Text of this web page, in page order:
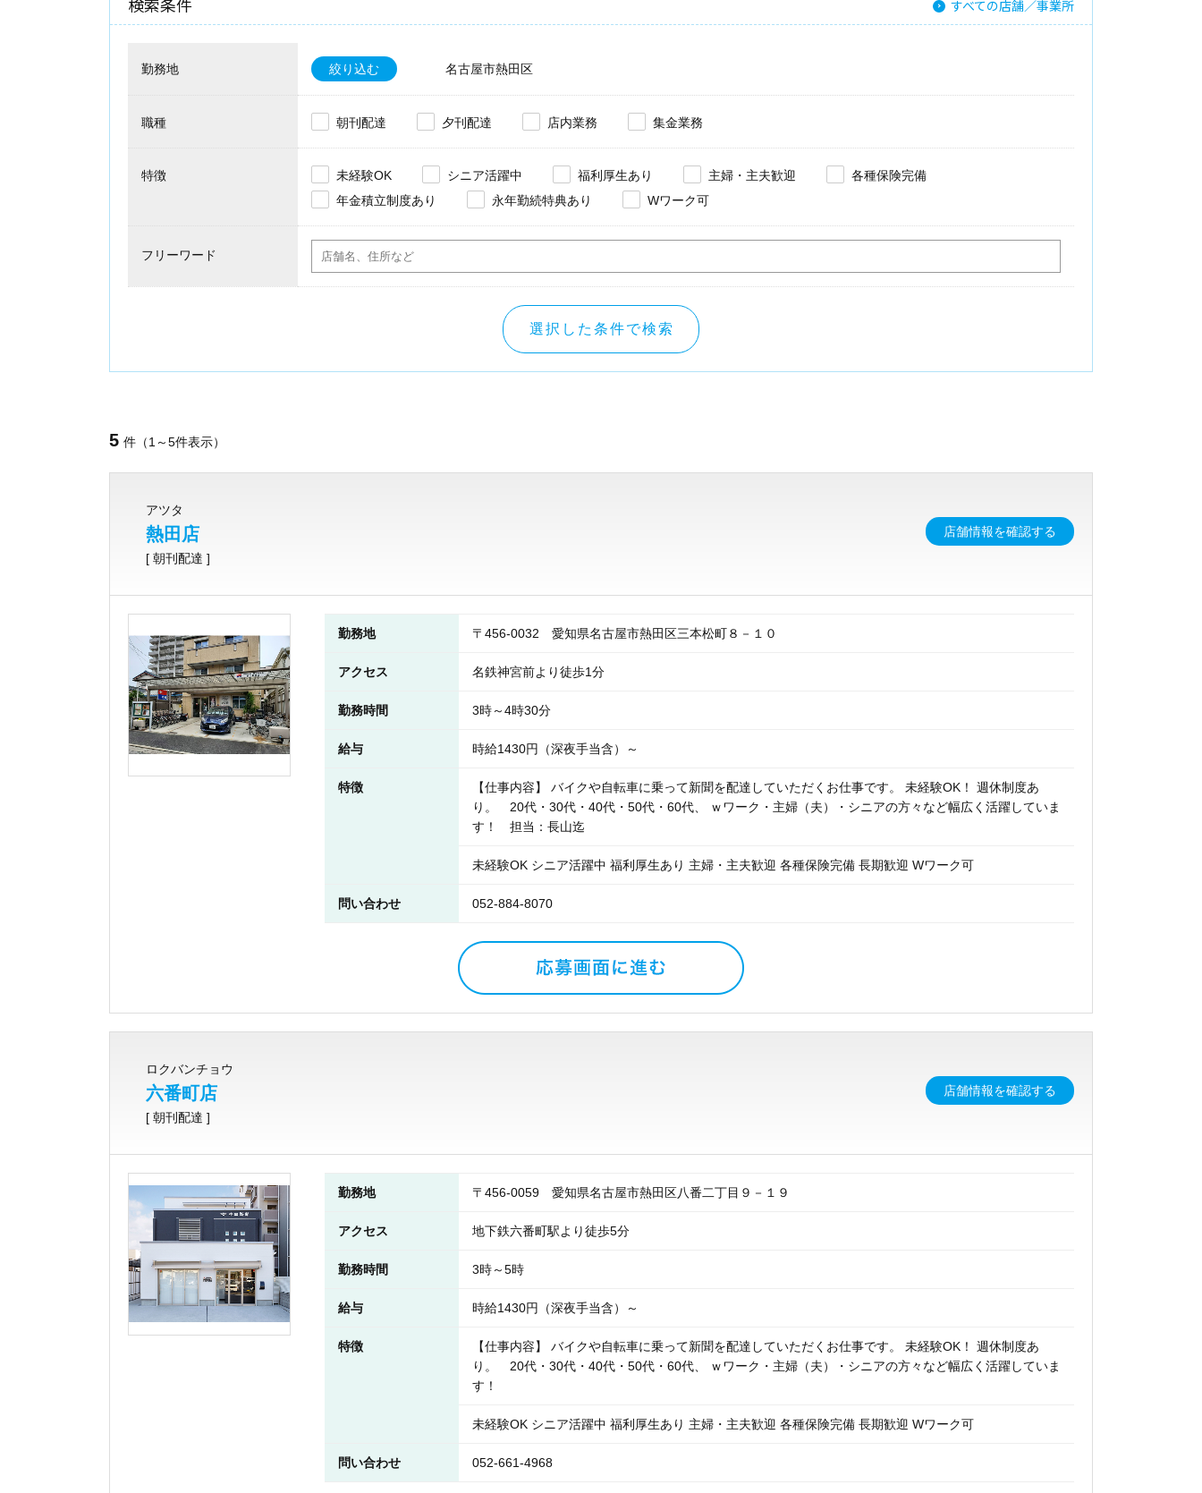
すべての店舗／事業所
勤務地 絞り込む 名古屋市熱田区
職種 朝刊配達 夕刊配達 店内業務 集金業務
特徴 未経験OK シニア活躍中 福利厚生あり 主婦・主夫歓迎
各種保険完備
年金積立制度あり
永年勤続特典あり Wワーク可
フリーワード
選択した条件で検索
5 件（1～5件表示）
アツタ
熱田店
[ 朝刊配達 ]
店舗情報を確認する
勤務地 〒456-0032 愛知県名古屋市熱田区三本松町８－１０
アクセス 名鉄神宮前より徒歩1分
勤務時間 3時～4時30分
給与 時給1430円（深夜手当含）～
特徴
【仕事内容】 バイクや自転車に乗って新聞を配達していただくお仕事です。 未経験OK！ 週休制度あ
り。 20代・30代・40代・50代・60代、 ｗワーク・主婦（夫）・シニアの方々など幅広く活躍していま
す！ 担当：長山迄
未経験OK シニア活躍中 福利厚生あり 主婦・主夫歓迎 各種保険完備 長期歓迎 Wワーク可
問い合わせ 052-884-8070
ロクバンチョウ
六番町店
[ 朝刊配達 ]
店舗情報を確認する
勤務地 〒456-0059 愛知県名古屋市熱田区八番二丁目９－１９
アクセス 地下鉄六番町駅より徒歩5分
勤務時間 3時～5時
給与 時給1430円（深夜手当含）～
特徴
【仕事内容】 バイクや自転車に乗って新聞を配達していただくお仕事です。 未経験OK！ 週休制度あ
り。 20代・30代・40代・50代・60代、 ｗワーク・主婦（夫）・シニアの方々など幅広く活躍していま
す！
未経験OK シニア活躍中 福利厚生あり 主婦・主夫歓迎 各種保険完備 長期歓迎 Wワーク可
問い合わせ 052-661-4968